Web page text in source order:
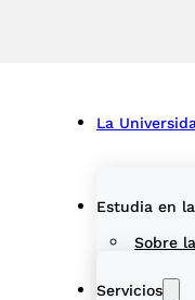
La
Sobre
Estudia en
Servicios